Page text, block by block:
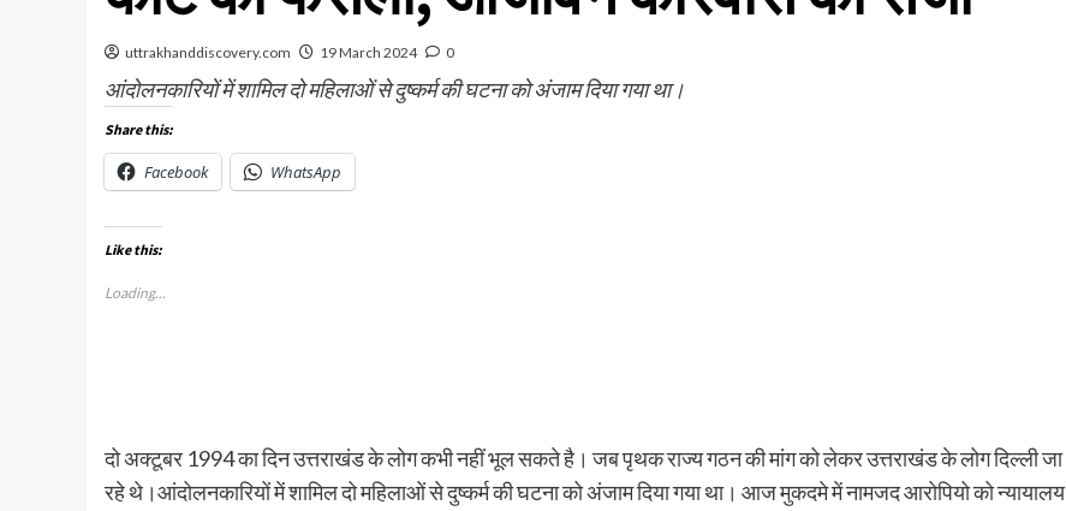
uttrakhanddiscovery.com 19 March 2024 0
आंदोलनकारियों में शामिल दो महिलाओं से दुष्कर्म की घटना को अंजाम दिया गया था।
Share this:
Facebook WhatsApp
Like this:
Loading...
दो अक्टूबर 1994 का दिन उत्तराखंड के लोग कभी नहीं भूल सकते है। जब पृथक राज्य गठन की मांग को लेकर उत्तराखंड के लोग दिल्ली जा
रहे थे।आंदोलनकारियों में शामिल दो महिलाओं से दुष्कर्म की घटना को अंजाम दिया गया था। आज मुकदमे में नामजद आरोपियो को न्यायालय